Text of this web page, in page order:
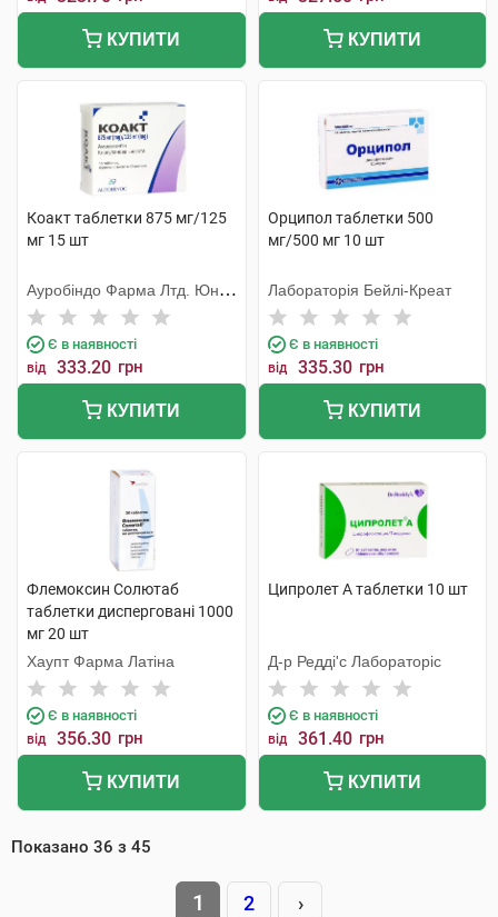
КУПИТИ КУПИТИ
Коакт таблетки 875 мг/125
мг 15 шт
Ауробіндо Фарма Лтд. Юніт
VI
Є в наявності
від 333.20 грн
КУПИТИ
Орципол таблетки 500
мг/500 мг 10 шт
Лабораторія Бейлі-Креат
Є в наявності
від 335.30 грн
КУПИТИ
Флемоксин Солютаб
таблетки дисперговані 1000
мг 20 шт
Хаупт Фарма Латіна
Є в наявності
від 356.30 грн
КУПИТИ
Ципролет А таблетки 10 шт
Д-р Редді'с Лабораторіс
Є в наявності
від 361.40 грн
КУПИТИ
Показано 36 з 45
1 2 ›